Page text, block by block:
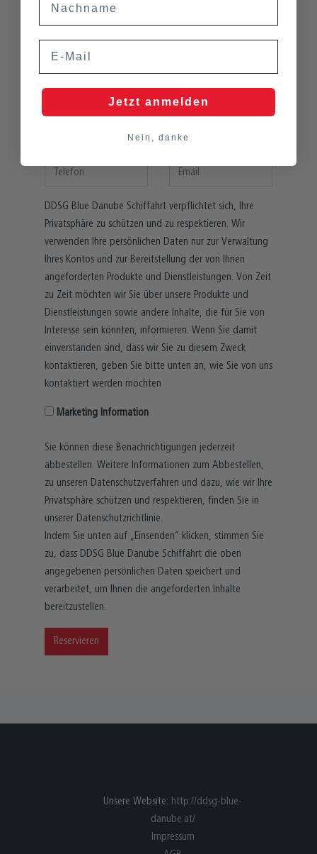
Weitere Reisende Hinzufügen
Email
DDSG Blue Danube Schiffahrt verpflichtet sich, Ihre
Privatsphäre zu schützen und zu respektieren. Wir
verwenden Ihre persönlichen Daten nur zur Verwaltung
Ihres Kontos und zur Bereitstellung der von Ihnen
angeforderten Produkte und Dienstleistungen. Von Zeit
zu Zeit möchten wir Sie über unsere Produkte und
Dienstleistungen sowie andere Inhalte, die für Sie von
Interesse sein könnten, informieren. Wenn Sie damit
einverstanden sind, dass wir Sie zu diesem Zweck
kontaktieren, geben Sie bitte unten an, wie Sie von uns
kontaktiert werden möchten
Marketing Information
Sie können diese Benachrichtigungen jederzeit
abbestellen. Weitere Informationen zum Abbestellen,
zu unseren Datenschutzverfahren und dazu, wie wir Ihre
Privatsphäre schützen und respektieren, finden Sie in
unserer Datenschutzrichtlinie.
Indem Sie unten auf „Einsenden“ klicken, stimmen Sie
zu, dass DDSG Blue Danube Schiffahrt die oben
angegebenen persönlichen Daten speichert und
verarbeitet, um Ihnen die angeforderten Inhalte
bereitzustellen.
Reservieren
Unsere Website: http://ddsg-blue-
danube.at/
Impressum
Jetzt anmelden
Nein, danke